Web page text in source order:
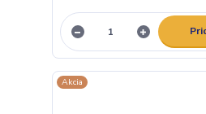
Akcia